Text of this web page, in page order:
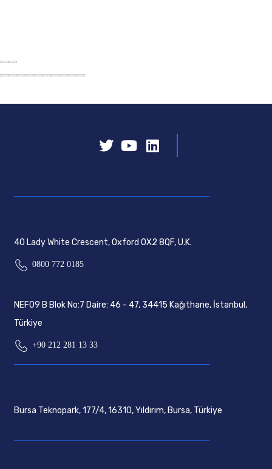
40 Lady White Crescent, Oxford OX2 8QF, U.K.
0800 772 0185
NEF09 B Blok No:7 Daire: 46 - 47, 34415 Kağıthane, İstanbul,
Türkiye
+90 212 281 13 33
Bursa Teknopark, 177/4, 16310, Yıldırım, Bursa, Türkiye